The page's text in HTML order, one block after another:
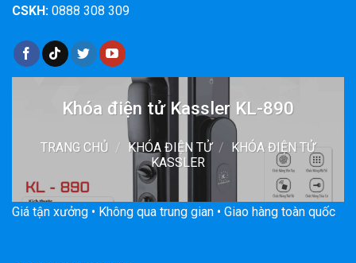
CSKH: 0888 308 309
Khóa điện tử Kassler KL-890
TRANG CHỦ / KHÓA ĐIỆN TỬ / KHÓA ĐIỆN TỬ
KASSLER
Giá tận xưởng • Không qua trung gian • Giao hàng toàn quốc